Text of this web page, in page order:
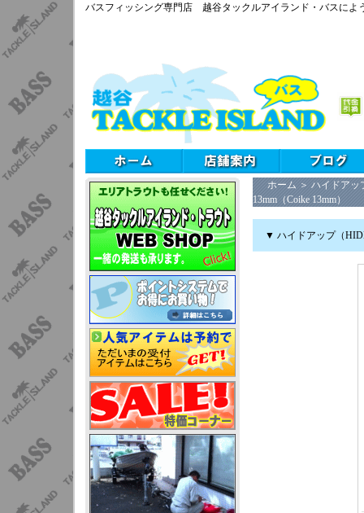
バスフィッシング専門店 越谷タックルアイランド・バスによ
ホーム ＞ ハイドアッ
13mm（Coike 13mm）
▼ ハイドアップ（